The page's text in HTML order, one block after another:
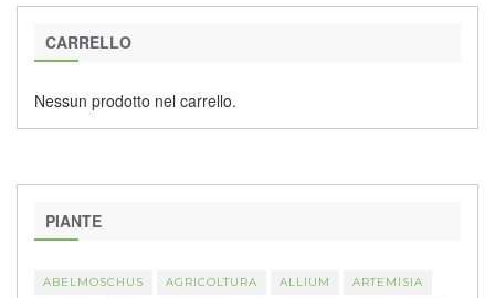
CARRELLO
Nessun prodotto nel carrello.
PIANTE
ABELMOSCHUS AGRICOLTURA ALLIUM ARTEMISIA